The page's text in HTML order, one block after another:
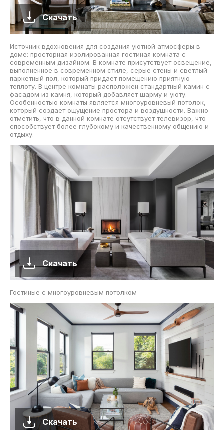
Скачать
Источник вдохновения для создания уютной атмосферы в
доме: просторная изолированная гостиная комната с
современным дизайном. В комнате присутствует освещение,
выполненное в современном стиле, серые стены и светлый
паркетный пол, который придает помещению приятную
теплоту. В центре комнаты расположен стандартный камин с
фасадом из камня, который добавляет шарму и уюту.
Особенностью комнаты является многоуровневый потолок,
который создает ощущение простора и воздушности. Важно
отметить, что в данной комнате отсутствует телевизор, что
способствует более глубокому и качественному общению и
отдыху.
Скачать
Гостиные с многоуровневым потолком
Скачать